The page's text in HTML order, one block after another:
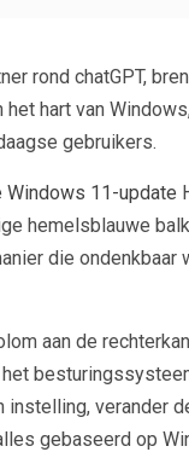
rond chatGPT,
hart van
gebruikers.
Windows 11-update
hemelsblauwe
die
aan de
verander
gebaseerd op